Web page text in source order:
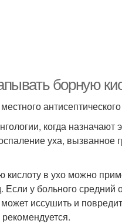
борную
когда назначают
уха, вызванное
кислоту в ухо можно
у больного средний
иссушить и